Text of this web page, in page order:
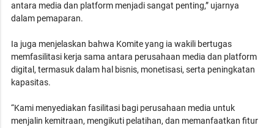
antara media dan platform menjadi sangat penting,” ujarnya
dalam pemaparan.
Ia juga menjelaskan bahwa Komite yang ia wakili bertugas
memfasilitasi kerja sama antara perusahaan media dan platform
digital, termasuk dalam hal bisnis, monetisasi, serta peningkatan
kapasitas.
“Kami menyediakan fasilitasi bagi perusahaan media untuk
menjalin kemitraan, mengikuti pelatihan, dan memanfaatkan fitur